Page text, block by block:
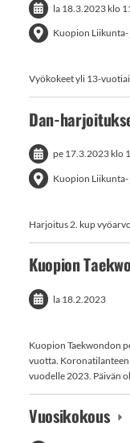
la 18.3.2023 klo
Kuopion Liikunta-
Vyökokeet yli 13-
Dan-
pe 17.3.2023 klo
Kuopion Liikunta-
Harjoitus 2. kup
Kuopion
la 18.2.2023
Kuopion Taekwondon
vuotta.
vuodelle 2023. Päivän
Vuosikokous